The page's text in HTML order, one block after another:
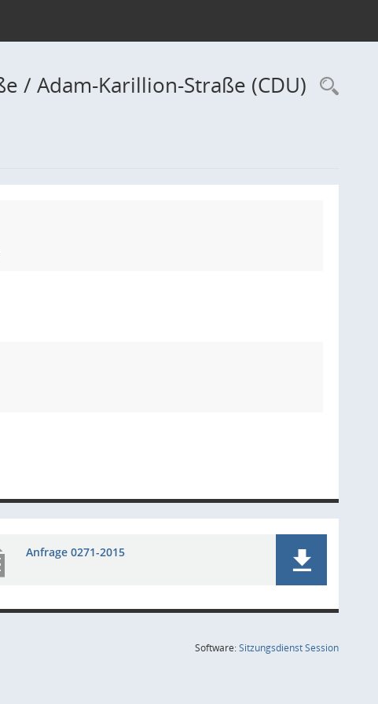
/ Adam-Karillion-Straße (CDU)
Anfrage 0271-2015
Software:SitzungsdienstSession(Wird in